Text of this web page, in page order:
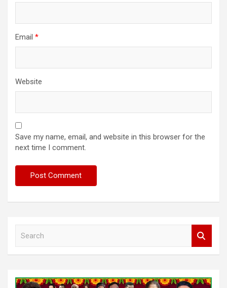
Email *
Website
Save my name, email, and website in this browser for the
next time I comment.
h